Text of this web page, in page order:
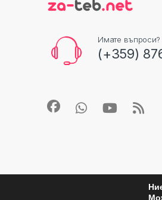
Имате въпроси?
(+359)